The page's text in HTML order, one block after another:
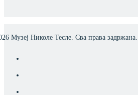
Музеј Николе Тесле. Сва права задржана.